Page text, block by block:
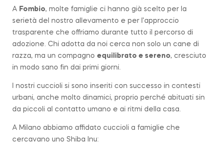
A Fombio, molte famiglie ci hanno già scelto per la
serietà del nostro allevamento e per l’approccio
trasparente che offriamo durante tutto il percorso di
adozione. Chi adotta da noi cerca non solo un cane di
razza, ma un compagno equilibrato e sereno, cresciuto
in modo sano fin dai primi giorni.
I nostri cuccioli si sono inseriti con successo in contesti
urbani, anche molto dinamici, proprio perché abituati sin
da piccoli al contatto umano e ai ritmi della casa.
A Milano abbiamo affidato cuccioli a famiglie che
cercavano uno Shiba Inu: